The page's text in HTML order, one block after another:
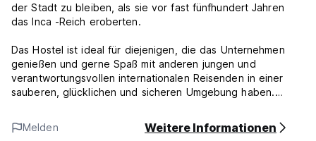
der Stadt zu bleiben, als sie vor fast fünfhundert Jahren
das Inca -Reich eroberten.
Das Hostel ist ideal für diejenigen, die das Unternehmen
genießen und gerne Spaß mit anderen jungen und
verantwortungsvollen internationalen Reisenden in einer
sauberen, glücklichen und sicheren Umgebung haben.
Für diejenigen, die nach einem ganzen Tag mit dem Ausflug
eine freundliche Atmosphäre, eine heiße Dusche in einem
Melden Weitere Informationen